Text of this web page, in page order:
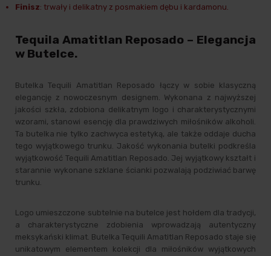
Finisz: trwały i delikatny z posmakiem dębu i kardamonu.
Tequila Amatitlan Reposado – Elegancja
w Butelce.
Butelka Tequili Amatitlan Reposado łączy w sobie klasyczną
elegancję z nowoczesnym designem. Wykonana z najwyższej
jakości szkła, zdobiona delikatnym logo i charakterystycznymi
wzorami, stanowi esencję dla prawdziwych miłośników alkoholi.
Ta butelka nie tylko zachwyca estetyką, ale także oddaje ducha
tego wyjątkowego trunku. Jakość wykonania butelki podkreśla
wyjątkowość Tequili Amatitlan Reposado. Jej wyjątkowy kształt i
starannie wykonane szklane ścianki pozwalają podziwiać barwę
trunku.
Logo umieszczone subtelnie na butelce jest hołdem dla tradycji,
a charakterystyczne zdobienia wprowadzają autentyczny
meksykański klimat. Butelka Tequili Amatitlan Reposado staje się
unikatowym elementem kolekcji dla miłośników wyjątkowych